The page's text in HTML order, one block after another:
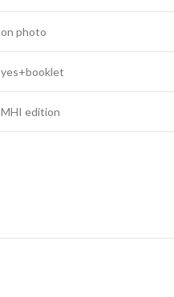
on photo
yes+booklet
MHI edition